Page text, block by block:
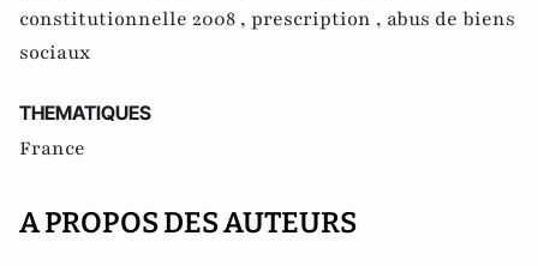
constitutionnelle 2008 , prescription , abus de biens
sociaux
THEMATIQUES
France
A PROPOS DES AUTEURS